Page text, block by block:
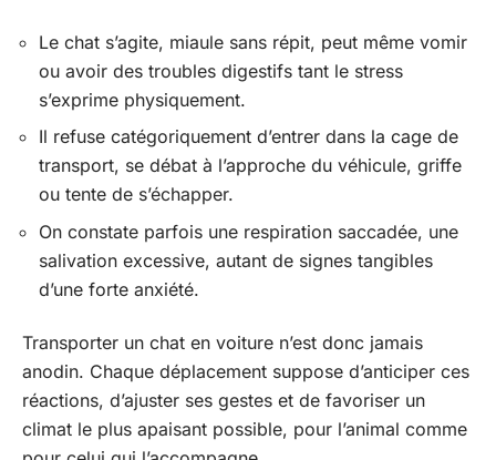
Le chat s’agite, miaule sans répit, peut même vomir
ou avoir des troubles digestifs tant le stress
s’exprime physiquement.
Il refuse catégoriquement d’entrer dans la cage de
transport, se débat à l’approche du véhicule, griffe
ou tente de s’échapper.
On constate parfois une respiration saccadée, une
salivation excessive, autant de signes tangibles
d’une forte anxiété.
Transporter un chat en voiture n’est donc jamais
anodin. Chaque déplacement suppose d’anticiper ces
réactions, d’ajuster ses gestes et de favoriser un
climat le plus apaisant possible, pour l’animal comme